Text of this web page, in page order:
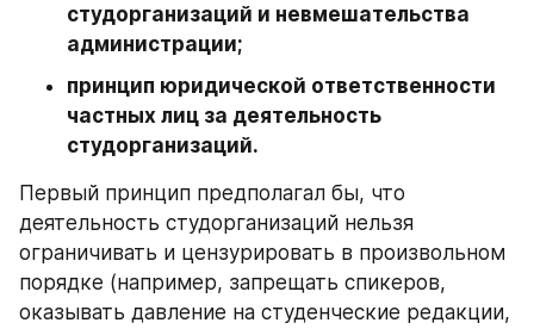
студорганизаций и невмешательства
администрации;
принцип юридической ответственности
частных лиц за деятельность
студорганизаций.
Первый принцип предполагал бы, что
деятельность студорганизаций нельзя
ограничивать и цензурировать в произвольном
порядке (например, запрещать спикеров,
оказывать давление на студенческие редакции,